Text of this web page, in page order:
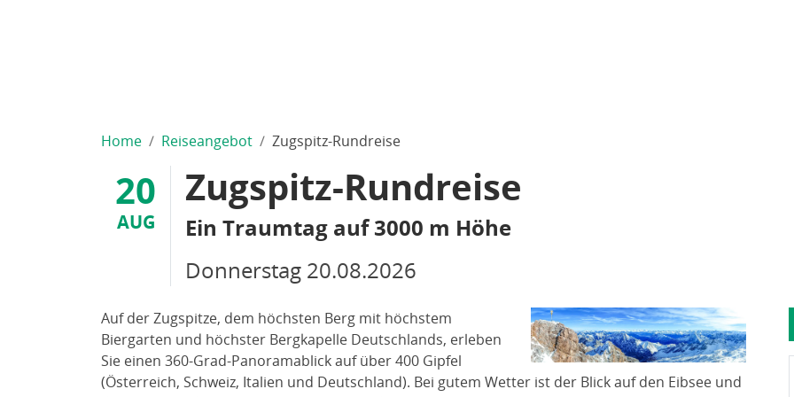
Home Reiseangebot Zugspitz-Rundreise
20
AUG
Zugspitz-Rundreise
Ein Traumtag auf 3000 m Höhe
Donnerstag 20.08.2026
Auf der Zugspitze, dem höchsten Berg mit höchstem
Biergarten und höchster Bergkapelle Deutschlands, erleben
Sie einen 360-Grad-Panoramablick auf über 400 Gipfel
(Österreich, Schweiz, Italien und Deutschland). Bei gutem Wetter ist der Blick auf den Eibsee und